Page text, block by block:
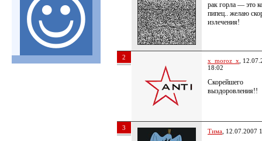
рак горла — это
пипец.. желаю
излечения!
2 x_moroz_x ,
18:02
Скорейшего
выздоровления!!
3 Тима , 12.07.2007